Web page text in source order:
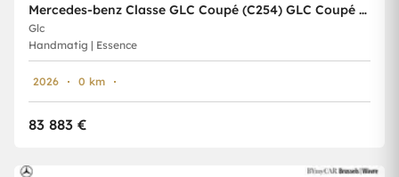
Mercedes-benz Classe GLC Coupé (C254) GLC Coupé 200 Star Edition
Glc
Handmatig | Essence
2026 0 km
83 883 €